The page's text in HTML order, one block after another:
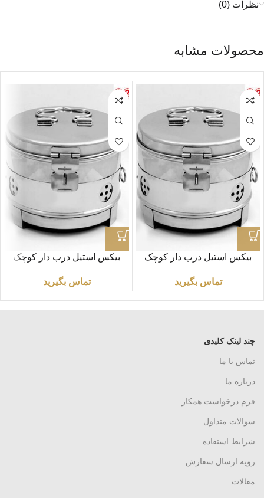
نظرات (0)
محصولات مشابه
بیکس استیل درب دار کوچک
تماس بگیرید
بیکس استیل درب دار کوچک
تماس بگیرید
چند لینک کلیدی
تماس با ما
درباره ما
فرم درخواست همکار
سوالات متداول
شرایط استفاده
رویه ارسال سفارش
مقالات